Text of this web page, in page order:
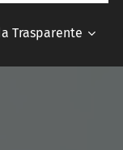
Trasparente